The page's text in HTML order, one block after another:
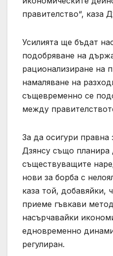
правителство“, каза
Усилията ще бъдат
подобряване на
рационализиране на
намаляване на
същевременно се
между
За да осигури правна
Дзянсу също планира
съществуващите
нови за борба с
каза той, добавяйки,
приеме гъвкави
насърчавайки
едновременно
регулиран.